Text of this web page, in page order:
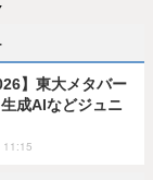
】東大メタバー
成AIなどジュニ
11:15